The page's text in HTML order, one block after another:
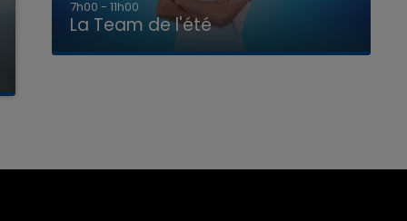
7h00 - 11h00
La Team de l'été